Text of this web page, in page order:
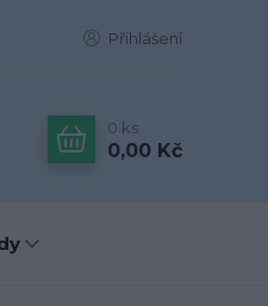
Přihlášení
0 ks
0,00 Kč